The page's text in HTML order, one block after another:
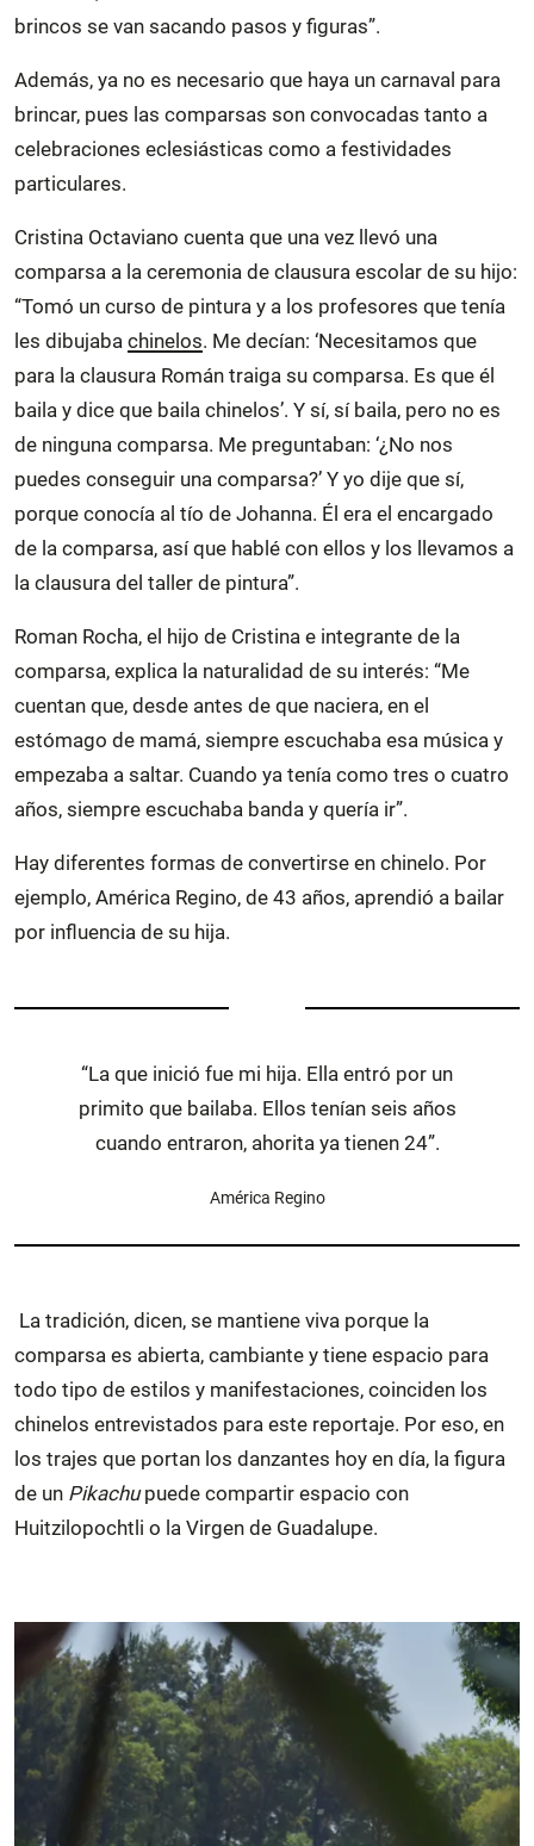
brincos se van sacando pasos y figuras”.
Además, ya no es necesario que haya un carnaval para
brincar, pues las comparsas son convocadas tanto a
celebraciones eclesiásticas como a festividades
particulares.
Cristina Octaviano cuenta que una vez llevó una
comparsa a la ceremonia de clausura escolar de su hijo:
“Tomó un curso de pintura y a los profesores que tenía
les dibujaba chinelos. Me decían: ‘Necesitamos que
para la clausura Román traiga su comparsa. Es que él
baila y dice que baila chinelos’. Y sí, sí baila, pero no es
de ninguna comparsa. Me preguntaban: ‘¿No nos
puedes conseguir una comparsa?’ Y yo dije que sí,
porque conocía al tío de Johanna. Él era el encargado
de la comparsa, así que hablé con ellos y los llevamos a
la clausura del taller de pintura”.
Roman Rocha, el hijo de Cristina e integrante de la
comparsa, explica la naturalidad de su interés: “Me
cuentan que, desde antes de que naciera, en el
estómago de mamá, siempre escuchaba esa música y
empezaba a saltar. Cuando ya tenía como tres o cuatro
años, siempre escuchaba banda y quería ir”.
Hay diferentes formas de convertirse en chinelo. Por
ejemplo, América Regino, de 43 años, aprendió a bailar
por influencia de su hija.
“La que inició fue mi hija. Ella entró por un
primito que bailaba. Ellos tenían seis años
cuando entraron, ahorita ya tienen 24”.
América Regino
La tradición, dicen, se mantiene viva porque la
comparsa es abierta, cambiante y tiene espacio para
todo tipo de estilos y manifestaciones, coinciden los
chinelos entrevistados para este reportaje. Por eso, en
los trajes que portan los danzantes hoy en día, la figura
de un Pikachupuede compartir espacio con
Huitzilopochtli o la Virgen de Guadalupe.